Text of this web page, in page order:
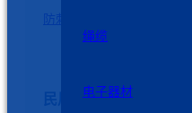
绳缆
电子器材
防刺鞋
民用制品